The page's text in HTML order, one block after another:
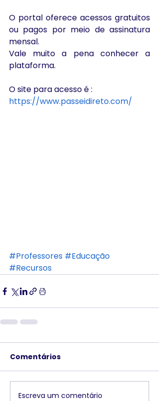
O portal oferece acessos gratuitos
ou pagos por meio de assinatura
mensal.
Vale muito a pena conhecer a
plataforma.
O site para acesso é :
https://www.passeidireto.com/
#Professores #Educação
#Recursos
Comentários
Escreva um comentário